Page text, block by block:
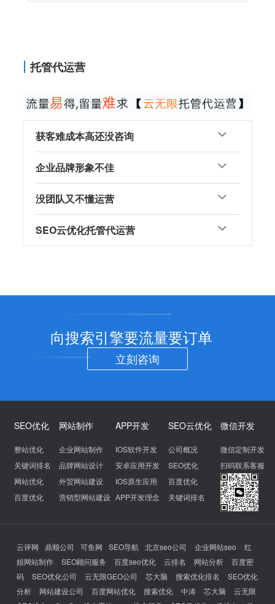
托管代运营
获客难成本高还没咨询
企业品牌形象不佳
没团队又不懂运营
SEO云优化托管代运营
向搜索引擎要流量要订单
立刻咨询
SEO优化
整站优化
关键词排名
网站优化
百度优化
网站制作
企业网站制作
品牌网站设计
外贸网站建设
营销型网站建设
APP开发
IOS软件开发
安卓应用开发
IOS原生应用
APP开发理念
SEO云优化
公司概况
SEO优化
百度优化
关键词排名
微信开发
微信定制开发
扫码联系客服
云评网 鼎顺公司 可鱼网 SEO导航 北京seo公司 企业网站seo
红
姐网站制作
SEO顾问服务 百度seo优化 云排名 网站分析
百度密
码
SEO优化公司 云无限GEO公司 芯大脑 搜索优化排名
SEO优化
分析
网站建设公司 百度网站优化 搜索优化 中涛 芯大脑
云无限